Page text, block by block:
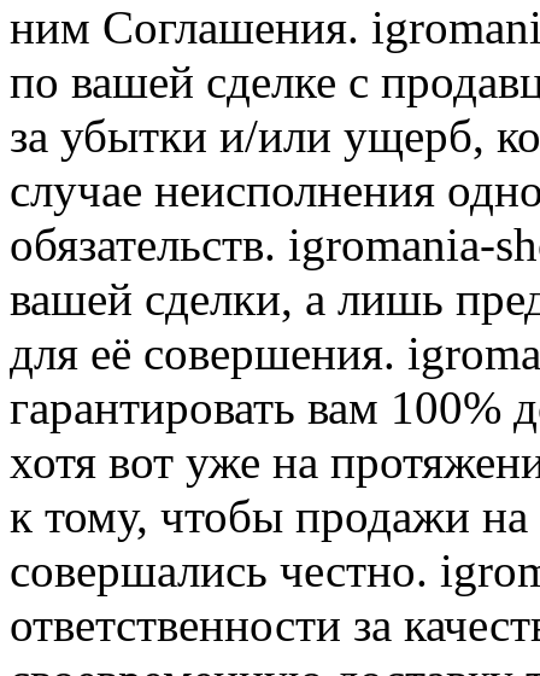
ним Соглашения.
по вашей сделке с
за убытки и/или ущерб,
случае неисполнения
обязательств. igromania-
вашей сделки, а лишь
для её совершения.
гарантировать вам 100%
хотя вот уже на
к тому, чтобы продажи
совершались честно.
ответственности за